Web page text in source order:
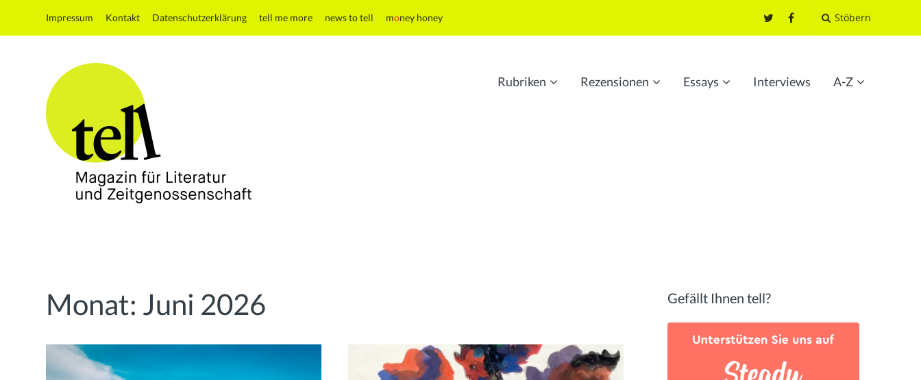
Impressum Kontakt Datenschutzerklärung tell me more news to tell money honey Stöbern
Zeitgenossenschaft
Rubriken Rezensionen Essays Interviews A-Z
Monat: Juni 2026 Gefällt Ihnen tell?